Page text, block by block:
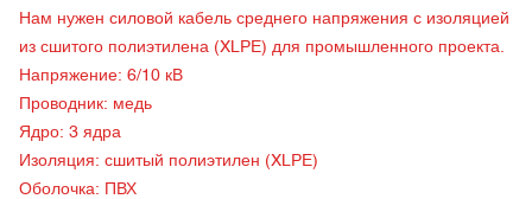
Нам нужен силовой кабель среднего напряжения с изоляцией
из сшитого полиэтилена (XLPE) для промышленного проекта.
Напряжение: 6/10 кВ
Проводник: медь
Ядро: 3 ядра
Изоляция: сшитый полиэтилен (XLPE)
Оболочка: ПВХ